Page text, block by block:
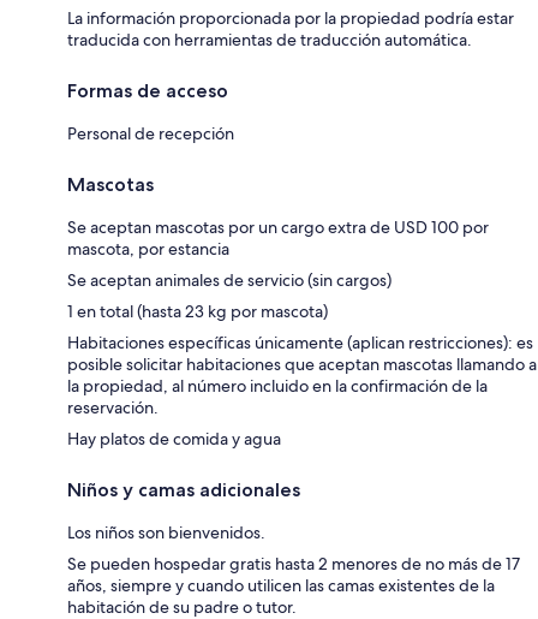
La información proporcionada por la propiedad podría estar
traducida con herramientas de traducción automática.
Formas de acceso
Personal de recepción
Mascotas
Se aceptan mascotas por un cargo extra de USD 100 por
mascota, por estancia
Se aceptan animales de servicio (sin cargos)
1 en total (hasta 23 kg por mascota)
Habitaciones específicas únicamente (aplican restricciones): es
posible solicitar habitaciones que aceptan mascotas llamando a
la propiedad, al número incluido en la confirmación de la
reservación.
Hay platos de comida y agua
Niños y camas adicionales
Los niños son bienvenidos.
Se pueden hospedar gratis hasta 2 menores de no más de 17
años, siempre y cuando utilicen las camas existentes de la
habitación de su padre o tutor.